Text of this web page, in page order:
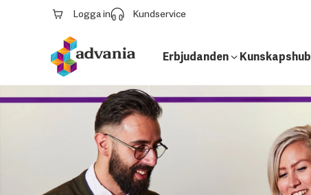
Logga in Kundservice
Erbjudanden Kunskapshub